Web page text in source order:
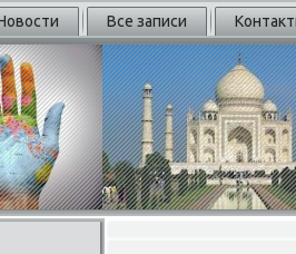
Все записи